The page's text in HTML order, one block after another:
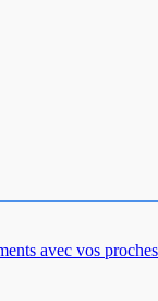
avec vos proches